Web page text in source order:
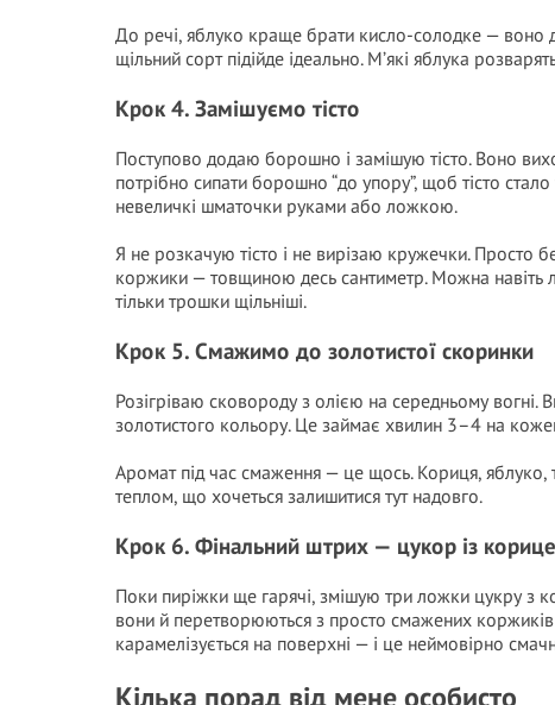
До речі, яблуко краще брати кисло-солодке — воно
щільний сорт підійде ідеально. М’які яблука
Крок 4. Замішуємо тісто
Поступово додаю борошно і замішую тісто. Воно
потрібно сипати борошно “до упору”, щоб тісто
невеличкі шматочки руками або ложкою.
Я не розкачую тісто і не вирізаю кружечки. Просто
коржики — товщиною десь сантиметр. Можна
тільки трошки щільніші.
Крок 5. Смажимо до золотистої скоринки
Розігріваю сковороду з олією на середньому
золотистого кольору. Це займає хвилин 3–4 на
Аромат під час смаження — це щось. Кориця, яблуко,
теплом, що хочеться залишитися тут надовго.
Крок 6. Фінальний штрих — цукор із
Поки пиріжки ще гарячі, змішую три ложки цукру з
вони й перетворюються з просто смажених
карамелізується на поверхні — і це неймовірно
Кілька порад від мене особисто